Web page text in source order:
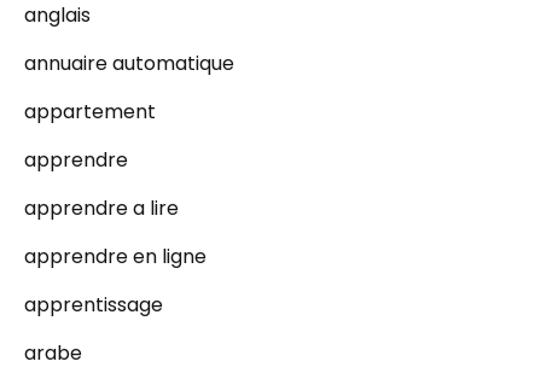
anglais
annuaire automatique
appartement
apprendre
apprendre a lire
apprendre en ligne
apprentissage
arabe